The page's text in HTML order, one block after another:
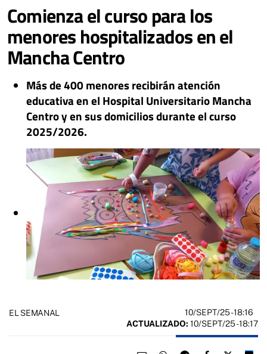
Comienza el curso para los
menores hospitalizados en el
Mancha Centro
Más de 400 menores recibirán atención
educativa en el Hospital Universitario Mancha
Centro y en sus domicilios durante el curso
2025/2026.
EL SEMANAL 10/SEPT/25- 18:16
ACTUALIZADO: 10/SEPT/25 - 18:17